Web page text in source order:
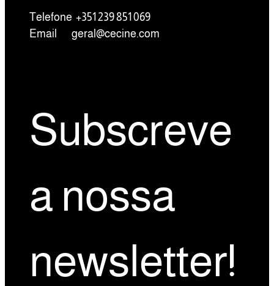
Telefone +351 239 851 069
Email geral@cecine.com
Subscreve
a nossa
newsletter!